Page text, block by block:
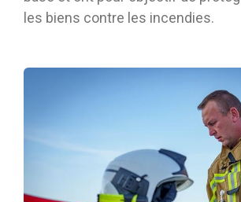
les biens contre les incendies.